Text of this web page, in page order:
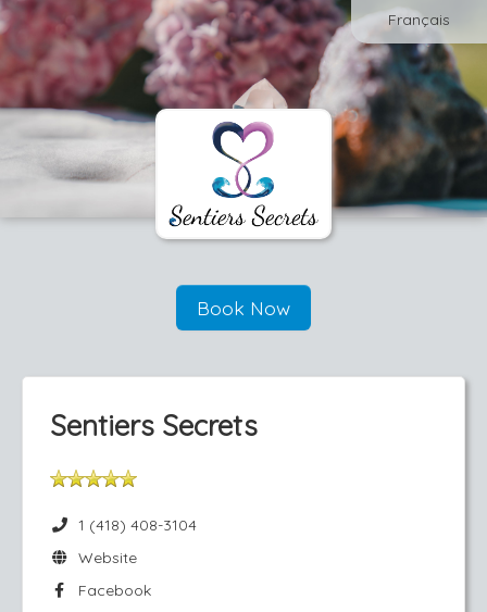
Français
Book Now
Sentiers Secrets
1 (418) 408-3104
Website
Facebook